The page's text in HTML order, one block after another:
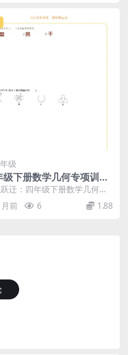
级
级下册数学几何专项训练
的运动轴对称与平移同步
迁：四年级下册数学几何专
图形的运动解析 在四年级下
数学课程中，...
月前 6 1.88